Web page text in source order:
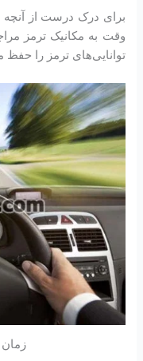
برای درک درست از آنچه در
وقت به مکانیک ترمز
توانایی‌های ترمز را حفظ
زمان